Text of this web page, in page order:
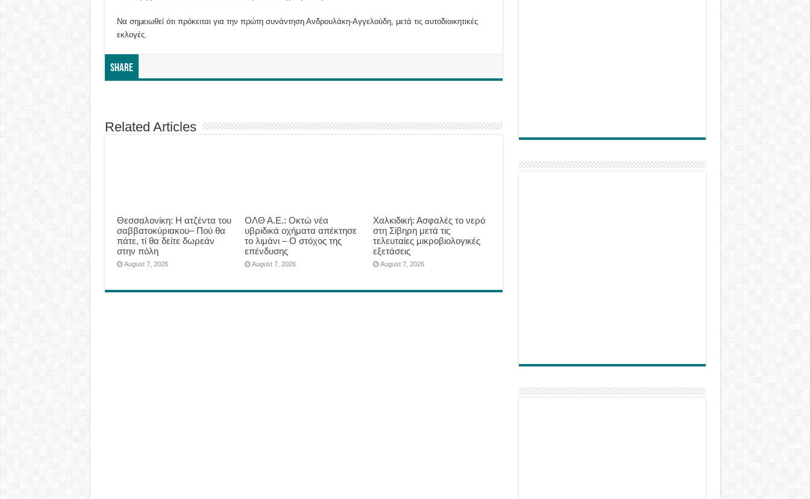
Να σημειωθεί ότι πρόκειται για την πρώτη συνάντηση Ανδρουλάκη-Αγγελούδη, μετά τις αυτοδιοικητικές
εκλογές.
Share
Related Articles
Θεσσαλονίκη: Η ατζέντα του
σαββατοκύριακου– Πού θα
πάτε, τί θα δείτε δωρεάν
στην πόλη
August 7, 2026
ΟΛΘ Α.Ε.: Οκτώ νέα
υβριδικά οχήματα απέκτησε
το λιμάνι – Ο στόχος της
επένδυσης
August 7, 2026
Χαλκιδική: Ασφαλές το νερό
στη Σίβηρη μετά τις
τελευταίες μικροβιολογικές
εξετάσεις
August 7, 2026